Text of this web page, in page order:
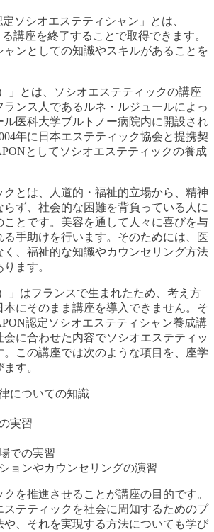
定ソシオエステティシャン」とは、
講座を終了することで取得できます。
ャンとしての知識やスキルがあることを
」とは、ソシオエステティックの講座
ランス人であるルネ・ルジュールによっ
ル医科大学ブルトノー病院内に開設され
年に日本エステティック協会と提携契
としてソシオエステティックの養成
クとは、人道的・福祉的立場から、精神
ず、社会的な困難を背負っている人に
ことです。美容を通して人々に喜びを与
る手助けを行います。そのためには、医
く、福祉的な知識やカウンセリング方法
ます。
」はフランスで生まれたため、考え方
にそのまま講座を導入できません。そ
認定ソシオエステティシャン養成講
会に合わせた内容でソシオエステティッ
。この講座では次のような項目を、座学
す。
についての知識
実習
での実習
ョンやカウンセリングの演習
を推進させることが講座の目的です。
ステティックを社会に周知するためのプ
や、それを実現する方法についても学び